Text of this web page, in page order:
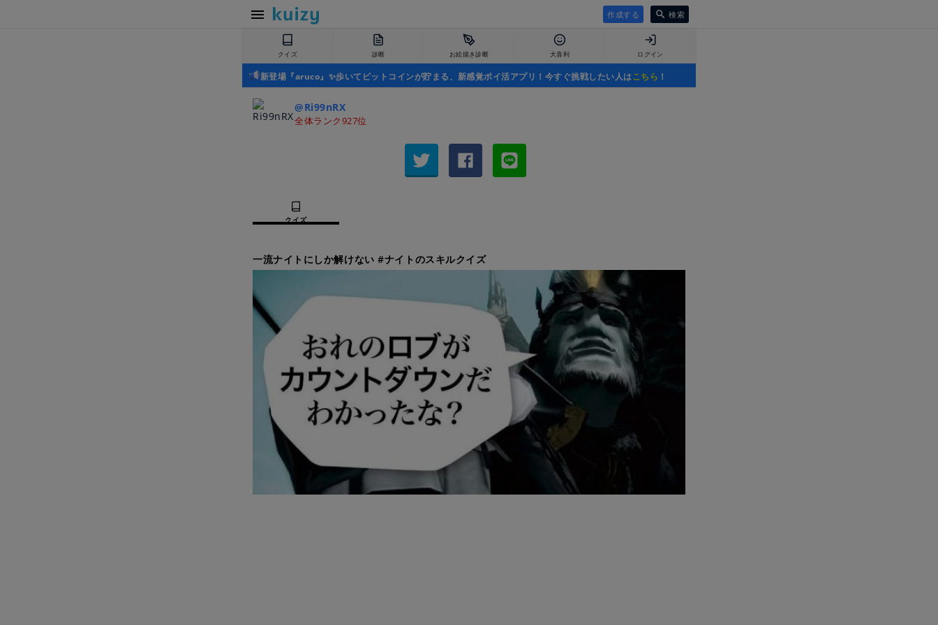
作成する 検索
クイズ 診断 お絵描き診断 大喜利 ログイン
新登場『aruco』✨歩いてビットコインが貯まる、新感覚ポイ活アプリ！今すぐ挑戦したい人はこちら ！
@Ri99nRX
全体ランク927位
クイズ
一流ナイトにしか解けない #ナイトのスキルクイズ